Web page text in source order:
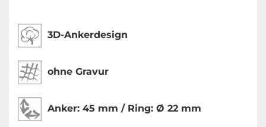
3D-Ankerdesign
ohne Gravur
Anker: 45 mm / Ring: Ø 22 mm